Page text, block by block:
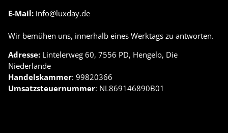
E-Mail: info@luxday.de
Wir bemühen uns, innerhalb eines Werktags zu antworten.
Adresse: Lintelerweg 60, 7556 PD, Hengelo, Die
Niederlande
Handelskammer: 99820366
Umsatzsteuernummer: NL869146890B01